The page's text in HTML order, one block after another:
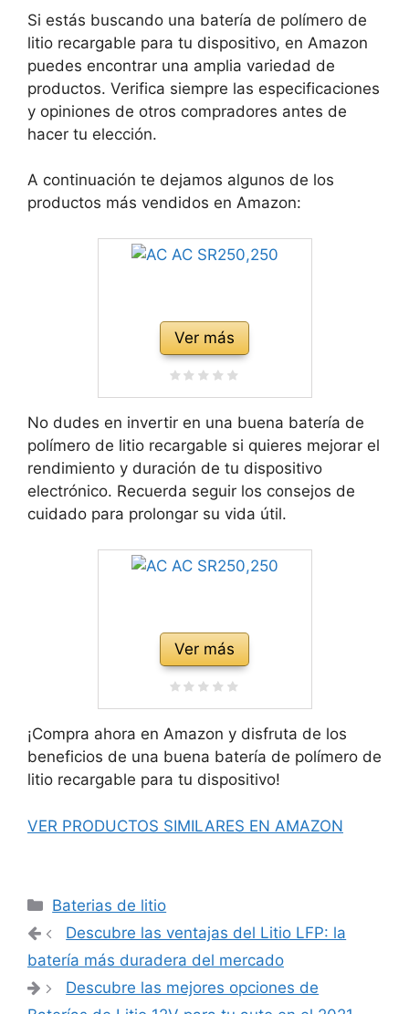
Si estás buscando una batería de polímero de
litio recargable para tu dispositivo, en Amazon
puedes encontrar una amplia variedad de
productos. Verifica siempre las especificaciones
y opiniones de otros compradores antes de
hacer tu elección.
A continuación te dejamos algunos de los
productos más vendidos en Amazon:
Ver más
No dudes en invertir en una buena batería de
polímero de litio recargable si quieres mejorar el
rendimiento y duración de tu dispositivo
electrónico. Recuerda seguir los consejos de
cuidado para prolongar su vida útil.
Ver más
¡Compra ahora en Amazon y disfruta de los
beneficios de una buena batería de polímero de
litio recargable para tu dispositivo!
VER PRODUCTOS SIMILARES EN AMAZON
Categorías
Baterias de litio
Navegación
de
Descubre las ventajas del Litio LFP: la
batería más duradera del mercado
Descubre las mejores opciones de